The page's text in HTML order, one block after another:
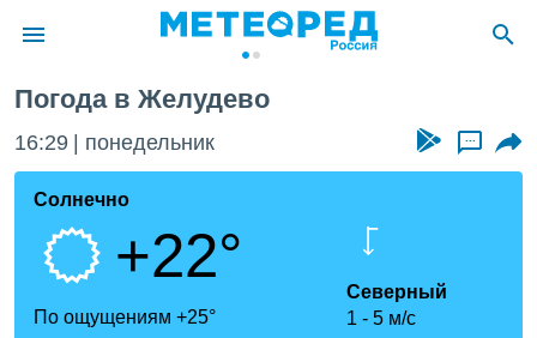
о
Вы можете
Погода в Желудево
16:29 понедельник ...
Солнечно
+22°
По ощущениям +25°
Северный
1
5 м/с